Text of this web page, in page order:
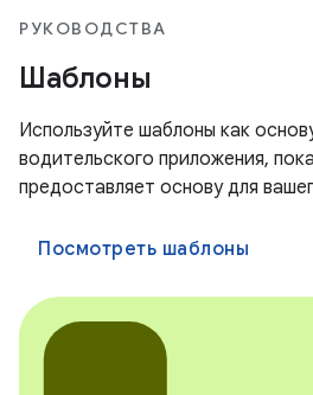
РУКОВОДСТВА
Шаблоны
Используйте шаблоны как
водительского приложения,
предоставляет основу для
Посмотреть шаблоны